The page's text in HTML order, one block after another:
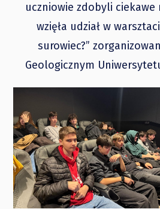
uczniowie zdobyli
wzięła udział w
surowiec?”
Geologicznym